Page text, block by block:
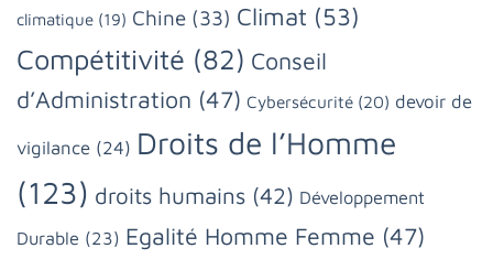
climatique (19) Chine (33) Climat (53)
Compétitivité (82) Conseil
d’Administration (47) Cybersécurité (20) devoir de
vigilance (24) Droits de l’Homme
(123) droits humains (42) Développement
Durable (23) Egalité Homme Femme (47)